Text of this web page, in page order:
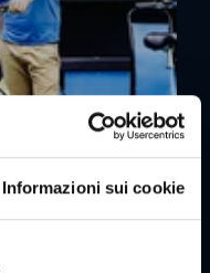
Informazioni sui cookie